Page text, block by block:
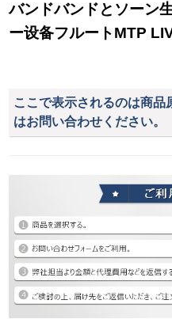
バンドバンドとソーン
ー设备フルートMTP
ここで表示されるのは商
はお問い合わせください。